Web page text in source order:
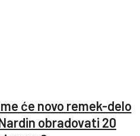
će novo remek-delo
obradovati 20